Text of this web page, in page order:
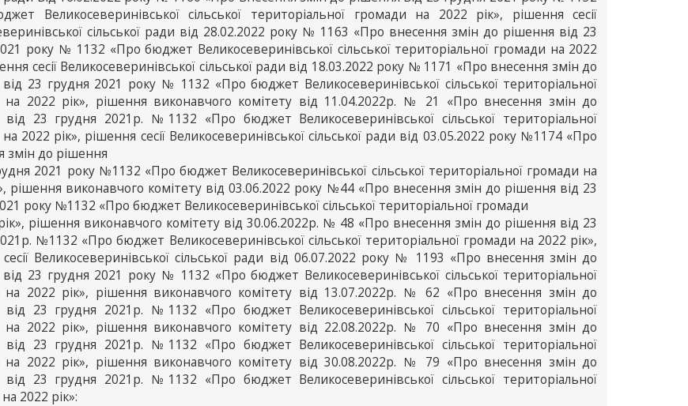
Великосеверинівської сільської територіальної громади на 2022 рік», рішення сесії
сільської ради від 28.02.2022 року № 1163 «Про внесення змін до рішення від 23
року № 1132 «Про бюджет Великосеверинівської сільської територіальної громади на 2022
сесії Великосеверинівської сільської ради від 18.03.2022 року № 1171 «Про внесення змін до
23 грудня 2021 року № 1132 «Про бюджет Великосеверинівської сільської територіальної
на 2022 рік», рішення виконавчого комітету від 11.04.2022р. № 21 «Про внесення змін до
від 23 грудня 2021р. №1132 «Про бюджет Великосеверинівської сільської територіальної
2022 рік», рішення сесії Великосеверинівської сільської ради від 03.05.2022 року №1174 «Про
змін до рішення
2021 року №1132 «Про бюджет Великосеверинівської сільської територіальної громади на
рішення виконавчого комітету від 03.06.2022 року №44 «Про внесення змін до рішення від 23
року №1132 «Про бюджет Великосеверинівської сільської територіальної громади
рішення виконавчого комітету від 30.06.2022р. № 48 «Про внесення змін до рішення від 23
№1132 «Про бюджет Великосеверинівської сільської територіальної громади на 2022 рік»,
Великосеверинівської сільської ради від 06.07.2022 року № 1193 «Про внесення змін до
23 грудня 2021 року № 1132 «Про бюджет Великосеверинівської сільської територіальної
на 2022 рік», рішення виконавчого комітету від 13.07.2022р. № 62 «Про внесення змін до
від 23 грудня 2021р. №1132 «Про бюджет Великосеверинівської сільської територіальної
на 2022 рік», рішення виконавчого комітету від 22.08.2022р. № 70 «Про внесення змін до
від 23 грудня 2021р. №1132 «Про бюджет Великосеверинівської сільської територіальної
на 2022 рік», рішення виконавчого комітету від 30.08.2022р. № 79 «Про внесення змін до
від 23 грудня 2021р. №1132 «Про бюджет Великосеверинівської сільської територіальної
2022 рік»: